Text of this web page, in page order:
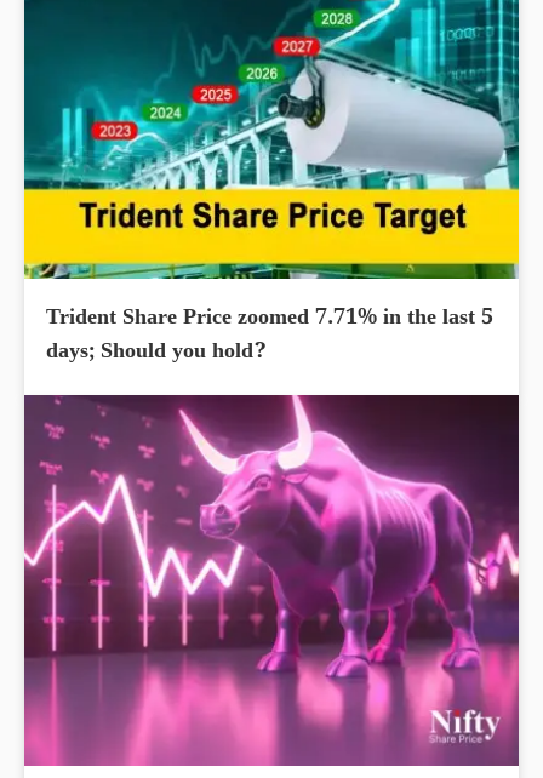
Trident Share Price zoomed 7.71% in the last 5
days; Should you hold?